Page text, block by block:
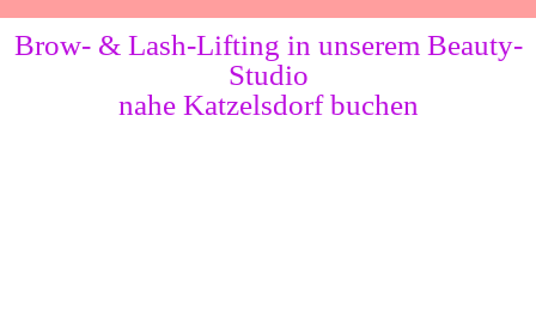
Brow- & Lash-Lifting in unserem Beauty-
Studio
nahe Katzelsdorf buchen